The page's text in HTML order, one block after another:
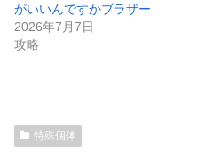
がいいんですかブラザー
2026年7月7日
攻略
特殊個体